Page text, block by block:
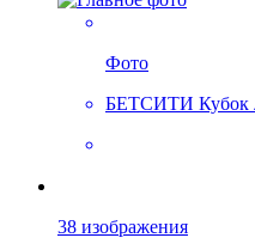
Фото
БЕТСИТИ Кубок
38 изображения